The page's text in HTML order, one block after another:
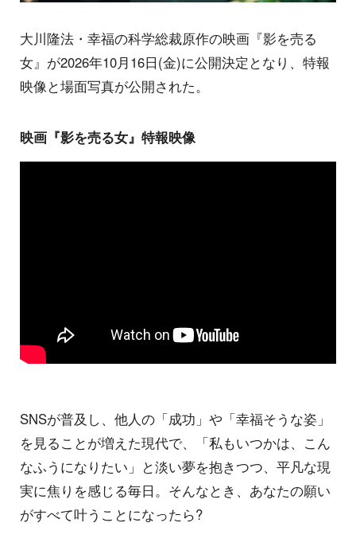
大川隆法・幸福の科学総裁原作の映画『影を売る
女』が2026年10月16日(金)に公開決定となり、特報
映像と場面写真が公開された。
映画『影を売る女』特報映像
SNSが普及し、他人の「成功」や「幸福そうな姿」
を見ることが増えた現代で、「私もいつかは、こん
なふうになりたい」と淡い夢を抱きつつ、平凡な現
実に焦りを感じる毎日。そんなとき、あなたの願い
がすべて叶うことになったら?